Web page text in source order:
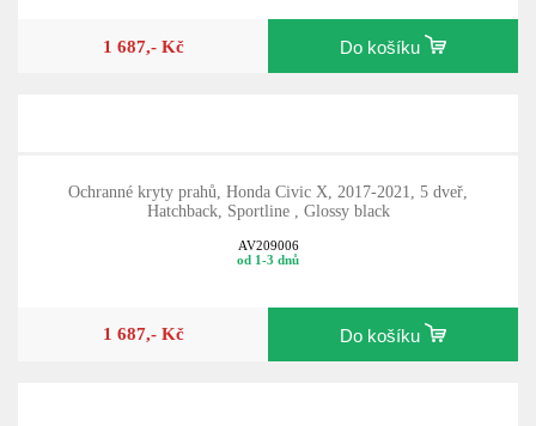
1 687,- Kč Do košíku
Ochranné kryty prahů, Honda Civic X, 2017-2021, 5 dveř,
Hatchback, Sportline , Glossy black
AV209006
od 1-3 dnů
1 687,- Kč Do košíku